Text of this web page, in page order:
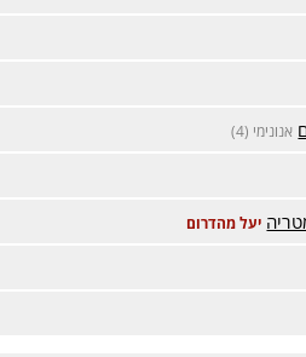
אנונימי (4)
יעל מהדרום